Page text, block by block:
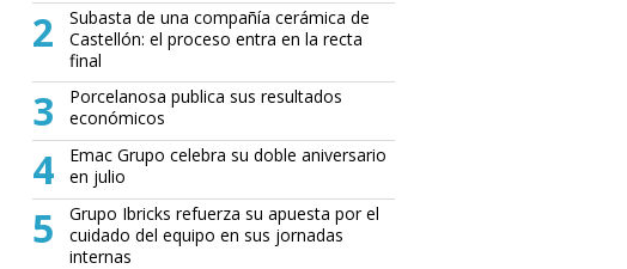
2
Subasta de una compañía cerámica de
Castellón: el proceso entra en la recta
final
3
Porcelanosa publica sus resultados
económicos
4
Emac Grupo celebra su doble aniversario
en julio
5
Grupo Ibricks refuerza su apuesta por el
cuidado del equipo en sus jornadas
internas